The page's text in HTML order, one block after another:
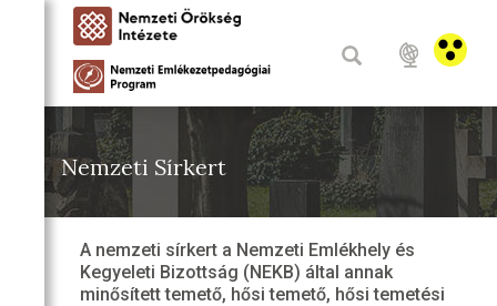
Nemzeti Sírkert
A nemzeti sírkert a Nemzeti Emlékhely és
Kegyeleti Bizottság (NEKB) által annak
minősített temető, hősi temető, hősi temetési